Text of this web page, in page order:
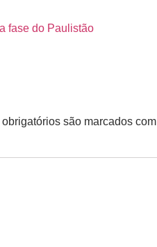
fase do Paulistão
são marcados com